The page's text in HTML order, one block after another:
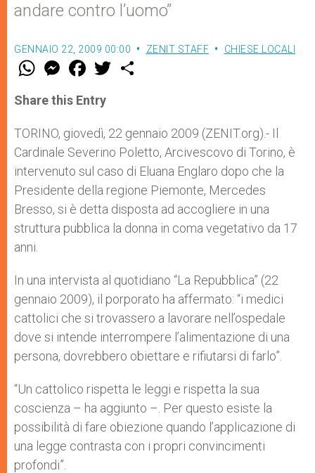
andare contro l’uomo”
GENNAIO 22, 2009 00:00 ZENIT STAFF CHIESE LOCALI
W
t
s
p
p
M
e
s
e
g
e
r
F
a
e
b
o
k
w
r
Share this Entry
TORINO, giovedì, 22 gennaio 2009 (ZENIT.org).- Il
Cardinale Severino Poletto, Arcivescovo di Torino, è
intervenuto sul caso di Eluana Englaro dopo che la
Presidente della regione Piemonte, Mercedes
Bresso, si è detta disposta ad accogliere in una
struttura pubblica la donna in coma vegetativo da 17
anni.
In una intervista al quotidiano “La Repubblica” (22
gennaio 2009), il porporato ha affermato: “i medici
cattolici che si trovassero a lavorare nell’ospedale
dove si intende interrompere l’alimentazione di una
persona, dovrebbero obiettare e rifiutarsi di farlo”.
“Un cattolico rispetta le leggi e rispetta la sua
coscienza – ha aggiunto –. Per questo esiste la
possibilità di fare obiezione quando l’applicazione di
una legge contrasta con i propri convincimenti
profondi”.